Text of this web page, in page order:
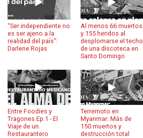
“Ser independiente no
es ser ajeno a la
realidad del país”:
Darlene Rojas
Al menos 66 muertos
y 155 heridos al
desplomarse el techo
de una discoteca en
Santo Domingo
Entre Foodies y
Tragones Ep.1 - El
Viaje de un
Restaurantero
Terremoto en
Myanmar: Más de
150 muertos y
destrucción total